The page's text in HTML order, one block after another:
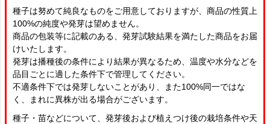
種子は努めて純良なものをご用意しておりますが、商品の性質上
100%の純度や発芽は望めません。
商品の包装等に記載のある、発芽試験結果を満たした商品をお届
けいたします。
発芽は播種後の条件により結果が異なるため、温度や水分などを
品目ごとに適した条件下で管理してください。
不適条件下では発芽しないことがあり、また100%同一ではな
く、まれに異株が出る場合がございます。
種子・苗などについて、発芽後および植えつけ後の栽培条件や天